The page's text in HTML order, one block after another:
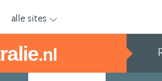
alle sites
.nl